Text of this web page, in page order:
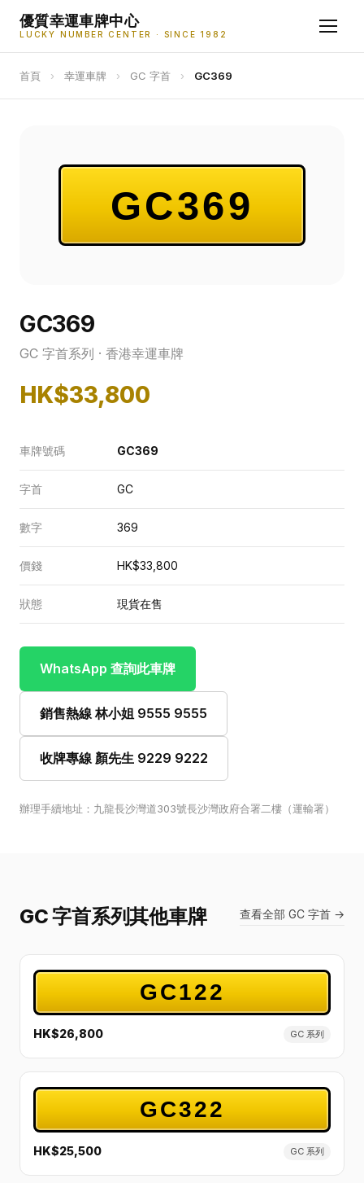
優質幸運車牌中心
LUCKY NUMBER CENTER · SINCE 1982
首頁 › 幸運車牌 › GC 字首 › GC369
GC369
GC369
GC 字首系列 · 香港幸運車牌
HK$33,800
車牌號碼 GC369
字首 GC
數字 369
價錢 HK$33,800
狀態 現貨在售
WhatsApp 查詢此車牌
銷售熱線 林小姐 9555 9555
收牌專線 顏先生 9229 9222
辦理手續地址：九龍長沙灣道303號長沙灣政府合署二樓（運輸署）
GC 字首系列其他車牌 查看全部 GC 字首 →
GC122
HK$26,800 GC 系列
GC322
HK$25,500 GC 系列